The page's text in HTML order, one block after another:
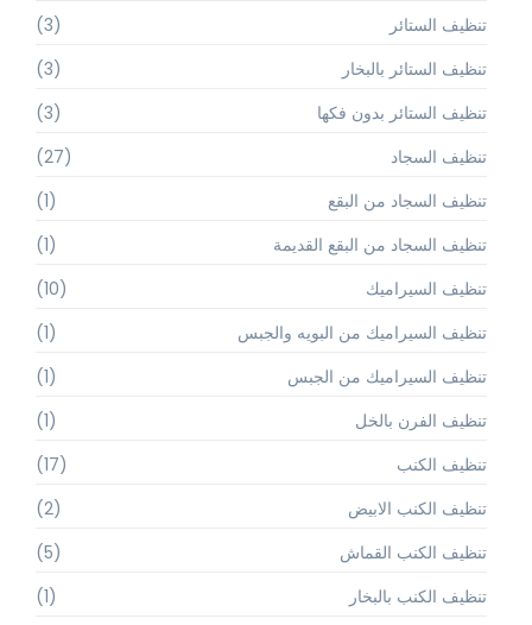
تنظيف الستائر
(3)
تنظيف الستائر بالبخار
(3)
تنظيف الستائر بدون فكها
(3)
تنظيف السجاد
(27)
تنظيف السجاد من البقع
(1)
تنظيف السجاد من البقع القديمة
(1)
تنظيف السيراميك
(10)
تنظيف السيراميك من البويه والجبس
(1)
تنظيف السيراميك من الجبس
(1)
تنظيف الفرن بالخل
(1)
تنظيف الكنب
(17)
تنظيف الكنب الابيض
(2)
تنظيف الكنب القماش
(5)
تنظيف الكنب بالبخار
(1)